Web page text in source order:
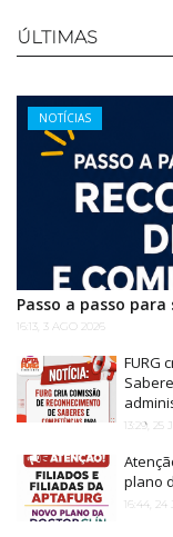
ÚLTIMAS
Categories
NOTÍCIAS
Passo a passo para
16:13, 3 AGO 2026
FURG
13:29, 25
plano
16:44, 24